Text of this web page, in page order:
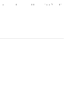
nella città di
matrimoniale, un
Completa
tutto